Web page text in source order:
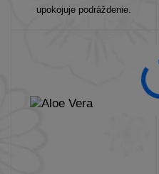
upokojuje podráždenie.